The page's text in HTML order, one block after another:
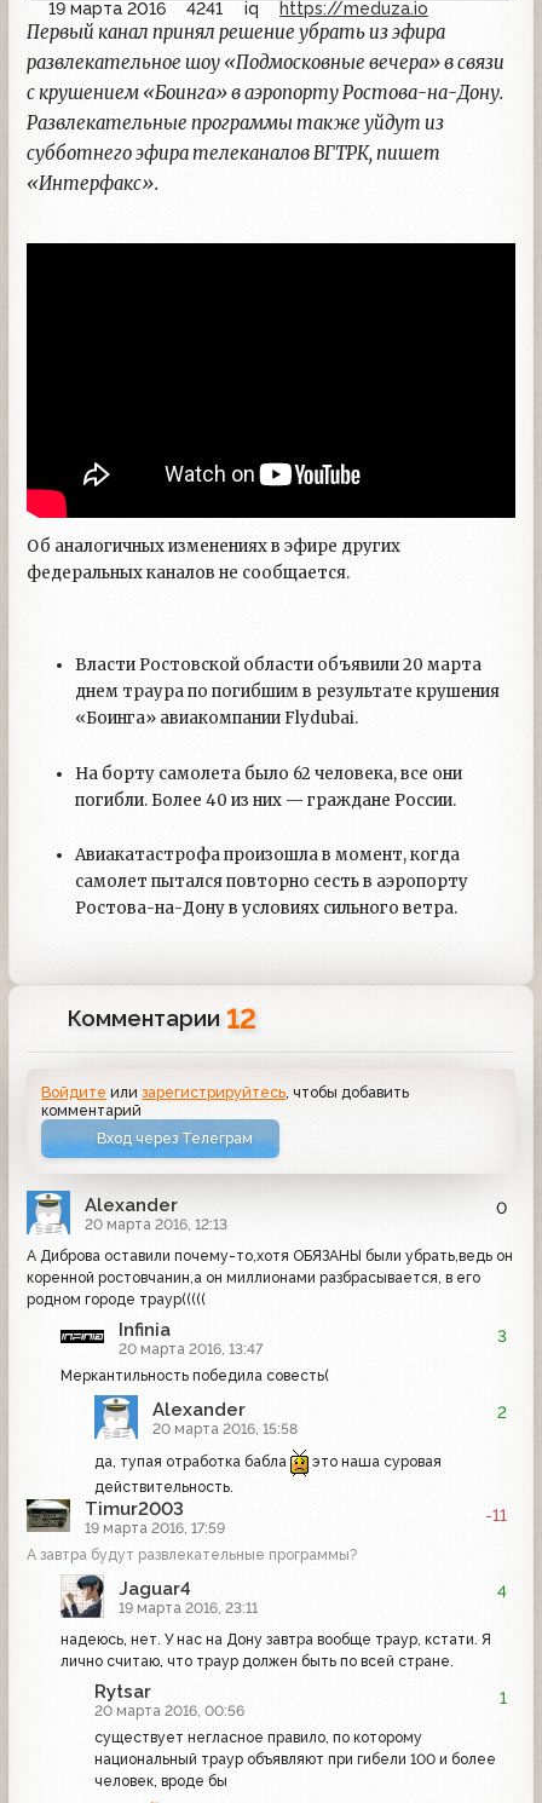
19 марта 2016 4241 iq https://meduza.io
Первый канал принял решение убрать из эфира
развлекательное шоу «Подмосковные вечера» в связи
с крушением «Боинга» в аэропорту Ростова-на-Дону.
Развлекательные программы также уйдут из
субботнего эфира телеканалов ВГТРК, пишет
«Интерфакс».
Об аналогичных изменениях в эфире других
федеральных каналов не сообщается.
Власти Ростовской области объявили 20 марта
днем траура по погибшим в результате крушения
«Боинга» авиакомпании Flydubai.
На борту самолета было 62 человека, все они
погибли. Более 40 из них — граждане России.
Авиакатастрофа произошла в момент, когда
самолет пытался повторно сесть в аэропорту
Ростова-на-Дону в условиях сильного ветра.
Комментарии 12
Войдите илизарегистрируйтесь, чтобы добавить
комментарий
Вход через Телеграм
Alexander
20 марта 2016, 12:13
0
А Диброва оставили почему-то,хотя ОБЯЗАНЫ были убрать,ведь он
коренной ростовчанин,а он миллионами разбрасывается, в его
родном городе траур(((((
Infinia
20 марта 2016, 13:47
3
Меркантильность победила совесть(
Alexander
20 марта 2016, 15:58
2
да, тупая отработка бабла
это наша суровая
действительность.
Timur2003
19 марта 2016, 17:59
-11
А завтра будут развлекательные программы?
Jaguar4
19 марта 2016, 23:11
4
надеюсь, нет. У нас на Дону завтра вообще траур, кстати. Я
лично считаю, что траур должен быть по всей стране.
Rytsar
20 марта 2016, 00:56
1
существует негласное правило, по которому
национальный траур объявляют при гибели 100 и более
человек, вроде бы